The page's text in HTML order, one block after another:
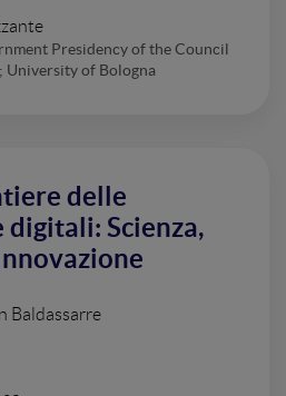
Presidency of the Council
University of Bologna
delle
Scienza,
Baldassarre